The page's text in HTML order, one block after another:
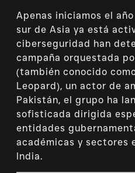
Apenas iniciamos el
sur de Asia ya está
ciberseguridad han
campaña orquestada
(también conocido
Leopard), un actor de
Pakistán, el grupo ha
sofisticada dirigida
entidades
académicas y sectores
India.